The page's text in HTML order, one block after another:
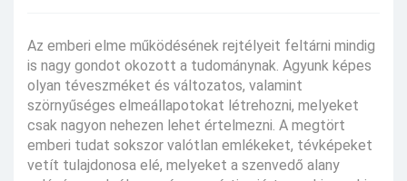
Az emberi elme működésének rejtélyeit feltárni mindig
is nagy gondot okozott a tudománynak. Agyunk képes
olyan téveszméket és változatos, valamint
szörnyűséges elmeállapotokat létrehozni, melyeket
csak nagyon nehezen lehet értelmezni. A megtört
emberi tudat sokszor valótlan emlékeket, tévképeket
vetít tulajdonosa elé, melyeket a szenvedő alany